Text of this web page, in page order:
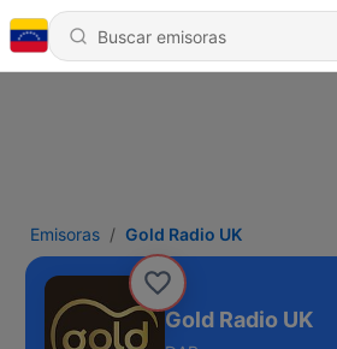
Emisoras Gold Radio UK
Gold Radio UK